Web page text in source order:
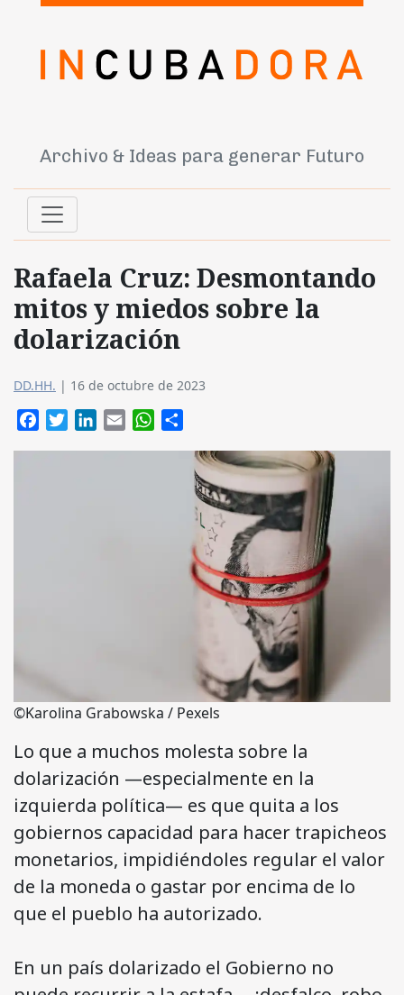
Archivo & Ideas para generar Futuro
Rafaela Cruz: Desmontando
mitos y miedos sobre la
dolarización
DD.HH. | 16 de octubre de 2023
FacebookTwitterLinkedIn
Email WhatsApp
©Karolina Grabowska / Pexels
Lo que a muchos molesta sobre la
dolarización —especialmente en la
izquierda política— es que quita a los
gobiernos capacidad para hacer trapicheos
monetarios, impidiéndoles regular el valor
de la moneda o gastar por encima de lo
que el pueblo ha autorizado.
En un país dolarizado el Gobierno no